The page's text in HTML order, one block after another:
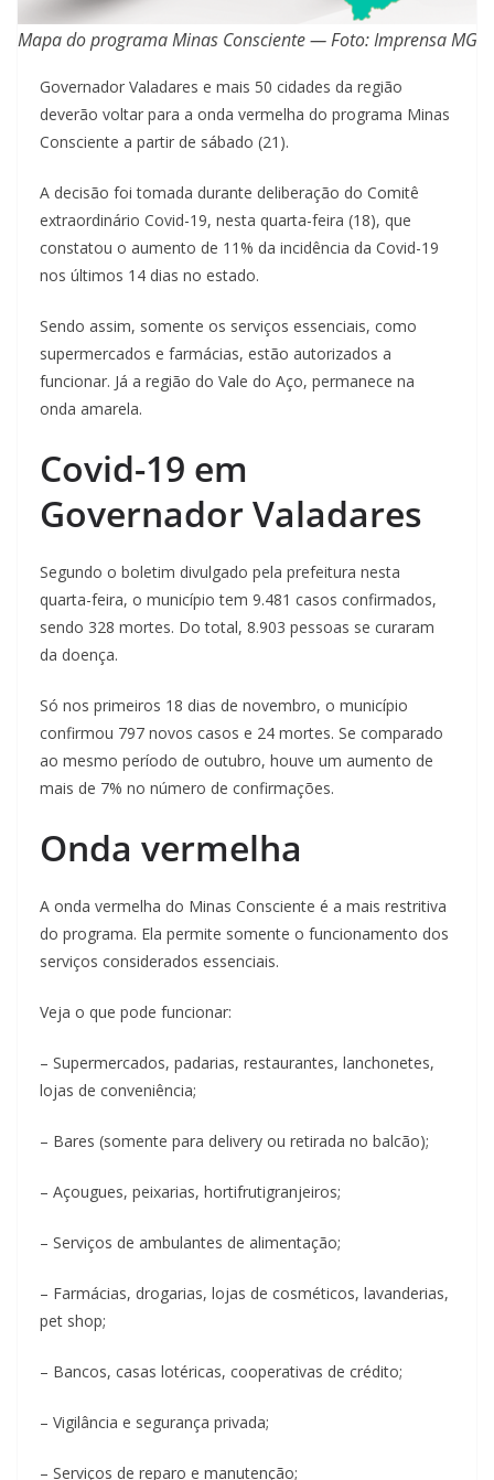
Mapa do programa Minas Consciente — Foto: Imprensa MG
Governador Valadares e mais 50 cidades da região
deverão voltar para a onda vermelha do programa Minas
Consciente a partir de sábado (21).
A decisão foi tomada durante deliberação do Comitê
extraordinário Covid-19, nesta quarta-feira (18), que
constatou o aumento de 11% da incidência da Covid-19
nos últimos 14 dias no estado.
Sendo assim, somente os serviços essenciais, como
supermercados e farmácias, estão autorizados a
funcionar. Já a região do Vale do Aço, permanece na
onda amarela.
Covid-19 em
Governador Valadares
Segundo o boletim divulgado pela prefeitura nesta
quarta-feira, o município tem 9.481 casos confirmados,
sendo 328 mortes. Do total, 8.903 pessoas se curaram
da doença.
Só nos primeiros 18 dias de novembro, o município
confirmou 797 novos casos e 24 mortes. Se comparado
ao mesmo período de outubro, houve um aumento de
mais de 7% no número de confirmações.
Onda vermelha
A onda vermelha do Minas Consciente é a mais restritiva
do programa. Ela permite somente o funcionamento dos
serviços considerados essenciais.
Veja o que pode funcionar:
– Supermercados, padarias, restaurantes, lanchonetes,
lojas de conveniência;
– Bares (somente para delivery ou retirada no balcão);
– Açougues, peixarias, hortifrutigranjeiros;
– Serviços de ambulantes de alimentação;
– Farmácias, drogarias, lojas de cosméticos, lavanderias,
pet shop;
– Bancos, casas lotéricas, cooperativas de crédito;
– Vigilância e segurança privada;
– Serviços de reparo e manutenção;